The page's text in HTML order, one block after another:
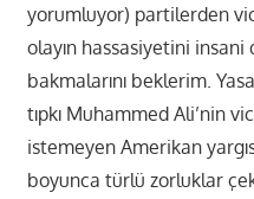
yorumluyor) partilerden
olayın hassasiyetini
bakmalarını beklerim.
tıpkı Muhammed Ali’nin
istemeyen Amerikan
boyunca türlü zorluklar